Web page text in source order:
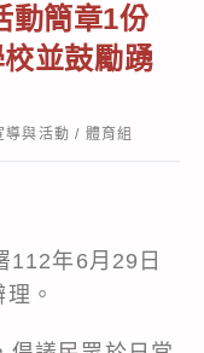
動簡章1份
並鼓勵踴
導與活動 / 體育組
112年6月29日
。